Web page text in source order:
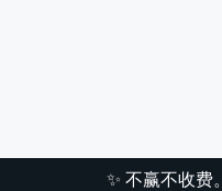
✨ 不赢不收费。